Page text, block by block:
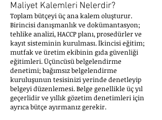
Maliyet Kalemleri Nelerdir?
Toplam bütçeyi üç ana kalem oluşturur.
Birincisi danışmanlık ve dokümantasyon;
tehlike analizi, HACCP planı, prosedürler ve
kayıt sisteminin kurulması. İkincisi eğitim;
mutfak ve üretim ekibinin gıda güvenliği
eğitimleri. Üçüncüsü belgelendirme
denetimi; bağımsız belgelendirme
kuruluşunun tesisinizi yerinde denetleyip
belgeyi düzenlemesi. Belge genellikle üç yıl
geçerlidir ve yıllık gözetim denetimleri için
ayrıca bütçe ayırmanız gerekir.